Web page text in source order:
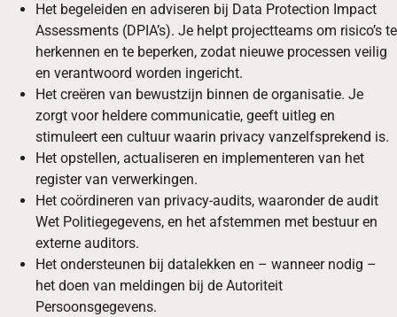
Het begeleiden en adviseren bij Data Protection Impact
Assessments (DPIA’s). Je helpt projectteams om risico’s te
herkennen en te beperken, zodat nieuwe processen veilig
en verantwoord worden ingericht.
Het creëren van bewustzijn binnen de organisatie. Je
zorgt voor heldere communicatie, geeft uitleg en
stimuleert een cultuur waarin privacy vanzelfsprekend is.
Het opstellen, actualiseren en implementeren van het
register van verwerkingen.
Het coördineren van privacy-audits, waaronder de audit
Wet Politiegegevens, en het afstemmen met bestuur en
externe auditors.
Het ondersteunen bij datalekken en – wanneer nodig –
het doen van meldingen bij de Autoriteit
Persoonsgegevens.